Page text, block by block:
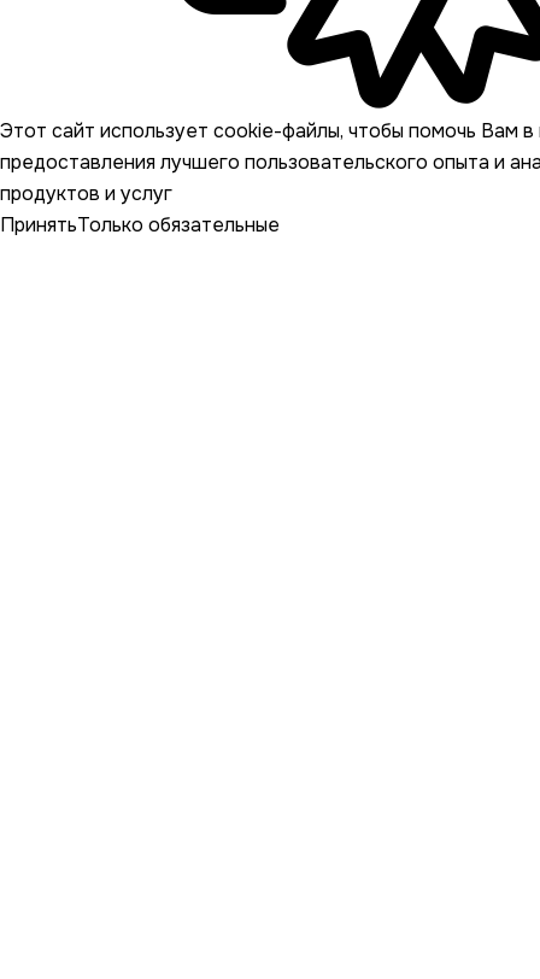
Этот сайт использует cookie-файлы, чтобы помочь Вам в
предоставления лучшего пользовательского опыта и
продуктов и услуг
ПринятьТолько обязательные